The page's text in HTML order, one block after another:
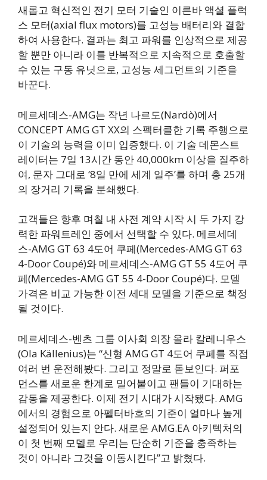
새롭고 혁신적인 전기 모터 기술인 이른바 액셜 플럭
스 모터(axial flux motors)를 고성능 배터리와 결합
하여 사용한다. 결과는 최고 파워를 인상적으로 제공
할 뿐만 아니라 이를 반복적으로 지속적으로 호출할
수 있는 구동 유닛으로, 고성능 세그먼트의 기준을
바꾼다.
메르세데스-AMG는 작년 나르도(Nardò)에서
CONCEPT AMG GT XX의 스펙터클한 기록 주행으로
이 기술의 능력을 이미 입증했다. 이 기술 데몬스트
레이터는 7일 13시간 동안 40,000km 이상을 질주하
여, 문자 그대로 ‘8일 만에 세계 일주’를 하며 총 25개
의 장거리 기록을 분쇄했다.
고객들은 향후 며칠 내 사전 계약 시작 시 두 가지 강
력한 파워트레인 중에서 선택할 수 있다. 메르세데
스-AMG GT 63 4도어 쿠페(Mercedes-AMG GT 63
4-Door Coupé)와 메르세데스-AMG GT 55 4도어 쿠
페(Mercedes-AMG GT 55 4-Door Coupé)다. 모델
가격은 비교 가능한 이전 세대 모델을 기준으로 책정
될 것이다.
메르세데스-벤츠 그룹 이사회 의장 올라 칼레니우스
(Ola Källenius)는 “신형 AMG GT 4도어 쿠페를 직접
여러 번 운전해봤다. 그리고 정말로 돋보인다. 퍼포
먼스를 새로운 한계로 밀어붙이고 팬들이 기대하는
감동을 제공한다. 이제 전기 시대가 시작됐다. AMG
에서의 경험으로 아펠터바흐의 기준이 얼마나 높게
설정되어 있는지 안다. 새로운 AMG.EA 아키텍처의
이 첫 번째 모델로 우리는 단순히 기준을 충족하는
것이 아니라 그것을 이동시킨다”고 밝혔다.